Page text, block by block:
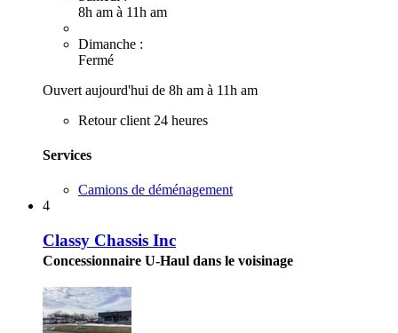
8h am à 11h am
Dimanche :
Fermé
Ouvert aujourd'hui de 8h am à 11h am
Retour client 24 heures
Services
Camions de déménagement
4
Classy Chassis Inc
Concessionnaire U-Haul dans le voisinage